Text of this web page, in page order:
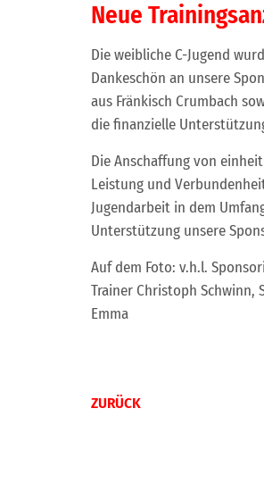
Neue
Die weibliche C-Jugend
Dankeschön an unsere
aus Fränkisch Crumbach
die finanzielle
Die Anschaffung von
Leistung und
Jugendarbeit in dem
Unterstützung unsere
Auf dem Foto: v.h.l.
Trainer Christoph Schwinn,
Emma
ZURÜCK